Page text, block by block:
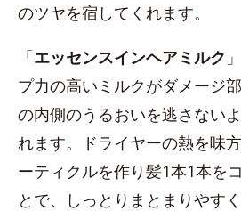
のツヤを宿してくれます。
「エッセンスインヘアミルク
プ力の高いミルクがダメージ
の内側のうるおいを逃さない
れます。ドライヤーの熱を味
ーティクルを作り髪1本1本を
とで、しっとりまとまりやすく